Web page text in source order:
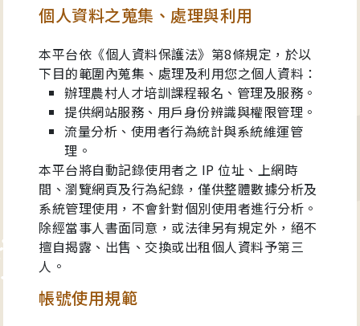
個人資料之蒐集、處理與利用
本平台依《個人資料保護法》第8條規定，於以
下目的範圍內蒐集、處理及利用您之個人資料：
辦理農村人才培訓課程報名、管理及服務。
提供網站服務、用戶身份辨識與權限管理。
流量分析、使用者行為統計與系統維運管
理。
本平台將自動記錄使用者之 IP 位址、上網時
間、瀏覽網頁及行為紀錄，僅供整體數據分析及
系統管理使用，不會針對個別使用者進行分析。
除經當事人書面同意，或法律另有規定外，絕不
擅自揭露、出售、交換或出租個人資料予第三
人。
帳號使用規範